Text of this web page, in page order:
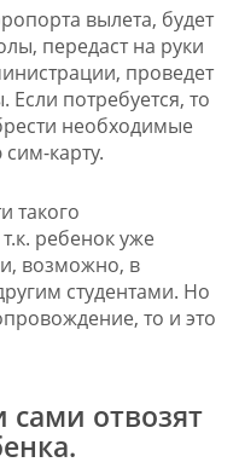
вылета, будет
передаст на руки
проведет
потребуется, то
необходимые
карту.
такого
ребенок уже
и, возможно, в
студентами. Но
то и это
сами отвозят